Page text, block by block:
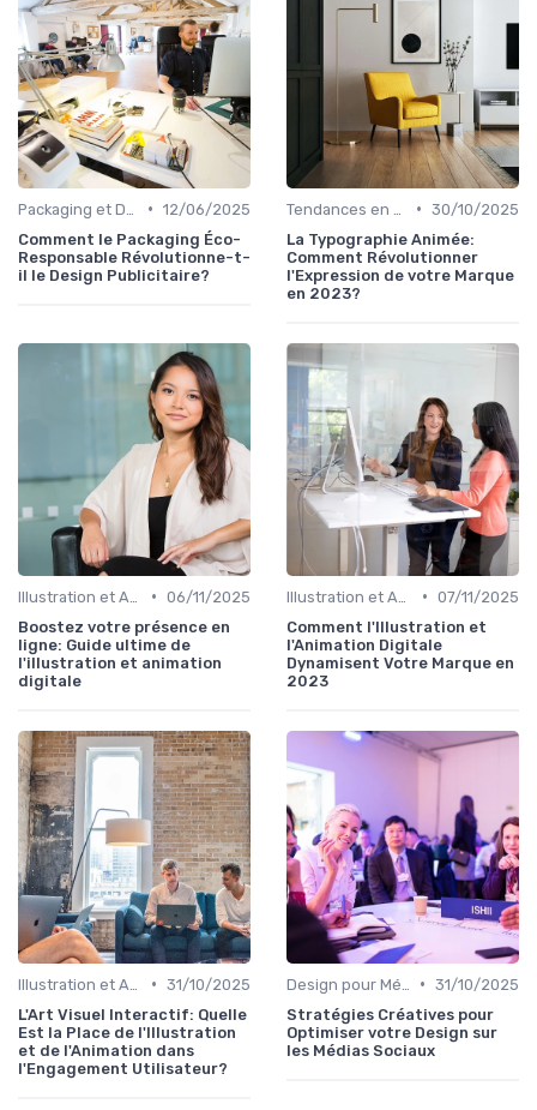
• 12/06/2025
Comment le Packaging Éco-
Responsable Révolutionne-t-
il le Design Publicitaire?
• 30/10/2025
La Typographie Animée:
Comment Révolutionner
l'Expression de votre Marque
en 2023?
• 06/11/2025
Boostez votre présence en
ligne: Guide ultime de
l'illustration et animation
digitale
• 07/11/2025
Comment l'Illustration et
l'Animation Digitale
Dynamisent Votre Marque en
2023
• 31/10/2025
L'Art Visuel Interactif: Quelle
Est la Place de l'Illustration
et de l'Animation dans
l'Engagement Utilisateur?
• 31/10/2025
Stratégies Créatives pour
Optimiser votre Design sur
les Médias Sociaux